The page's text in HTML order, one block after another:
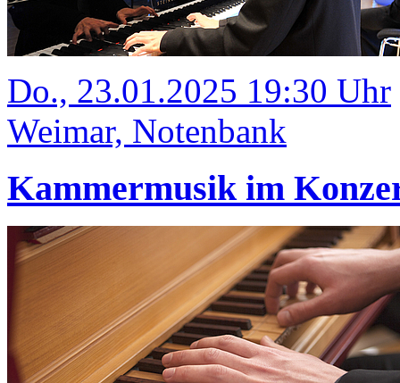
Do., 23.01.2025 19:30 Uhr
Weimar, Notenbank
Kammermusik im